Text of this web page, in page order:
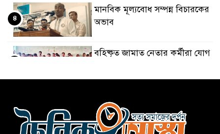
মানবিক মূল্যবোধ সম্পন্ন বিচারকের
অভাব
৪
বহিষ্কৃত জামাত নেতার কর্মীরা যোগ
৬